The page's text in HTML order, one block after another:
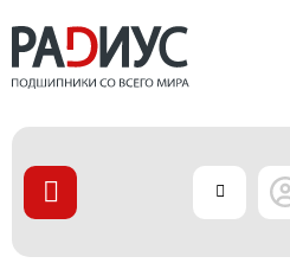
ПОДШИПНИКИ
ЛИНЕЙНЫЕ ТЕХНОЛОГИИ
РЕМНИ
УПЛОТНЕНИЯ
О нас